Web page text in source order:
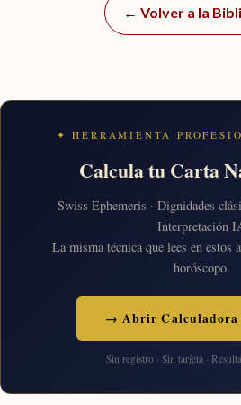
← Volver a la
✦ HERRAMIENTA
Calcula tu Carta
Swiss Ephemeris · Dignidades
Interpretación
La misma técnica que lees en estos
horóscopo.
→ Abrir
Sin registro · Sin tarjeta ·